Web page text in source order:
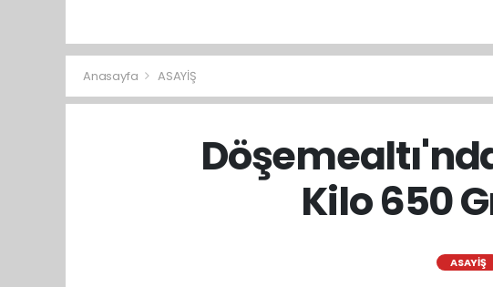
Anasayfa ASAYİŞ
Kilo 650
ASAYİŞ